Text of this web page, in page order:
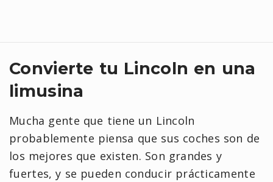
Convierte tu Lincoln en una
limusina
Mucha gente que tiene un Lincoln
probablemente piensa que sus coches son de
los mejores que existen. Son grandes y
fuertes, y se pueden conducir prácticamente